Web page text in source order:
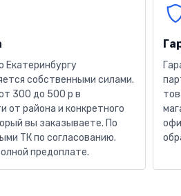
Екатеринбургу
собственными силами.
300 до 500 р в
от района и конкретного
вы заказываете. По
ТК по согласованию.
предоплате.